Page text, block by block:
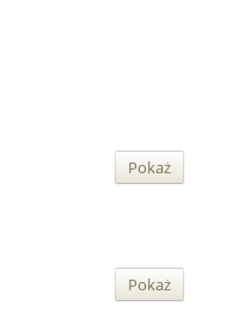
Pokaż
Pokaż